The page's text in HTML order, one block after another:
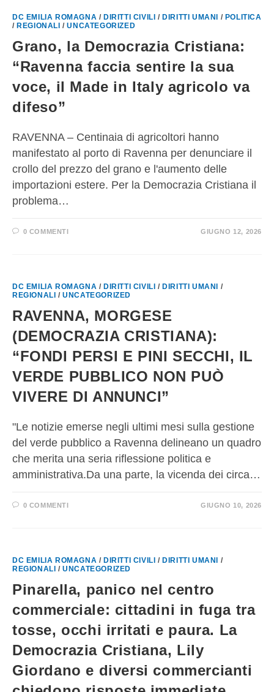
DC EMILIA ROMAGNA / DIRITTI CIVILI / DIRITTI UMANI / POLITICA
/ REGIONALI /UNCATEGORIZED
Grano, la Democrazia Cristiana:
“Ravenna faccia sentire la sua
voce, il Made in Italy agricolo va
difeso”
RAVENNA – Centinaia di agricoltori hanno
manifestato al porto di Ravenna per denunciare il
crollo del prezzo del grano e l'aumento delle
importazioni estere. Per la Democrazia Cristiana il
problema…
0 COMMENTI GIUGNO 12, 2026
DC EMILIA ROMAGNA / DIRITTI CIVILI / DIRITTI UMANI
/
REGIONALI /UNCATEGORIZED
RAVENNA, MORGESE
(DEMOCRAZIA CRISTIANA):
“FONDI PERSI E PINI SECCHI, IL
VERDE PUBBLICO NON PUÒ
VIVERE DI ANNUNCI”
"Le notizie emerse negli ultimi mesi sulla gestione
del verde pubblico a Ravenna delineano un quadro
che merita una seria riflessione politica e
amministrativa.Da una parte, la vicenda dei circa…
0 COMMENTI GIUGNO 10, 2026
DC EMILIA ROMAGNA / DIRITTI CIVILI / DIRITTI UMANI
/
REGIONALI /UNCATEGORIZED
Pinarella, panico nel centro
commerciale: cittadini in fuga tra
tosse, occhi irritati e paura. La
Democrazia Cristiana, Lily
Giordano e diversi commercianti